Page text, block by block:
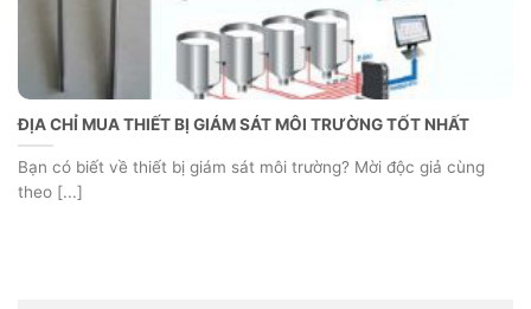
ĐỊA CHỈ MUA THIẾT BỊ GIÁM SÁT MÔI TRƯỜNG TỐT NHẤT
Bạn có biết về thiết bị giám sát môi trường? Mời độc giả cùng
theo [...]